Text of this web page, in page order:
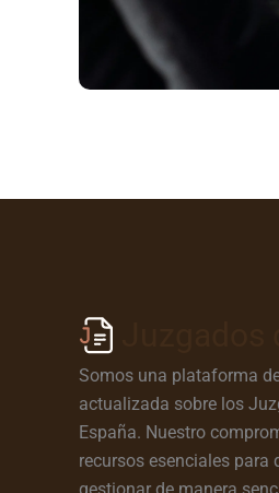
Somos una plataforma
actualizada sobre los
España. Nuestro
recursos esenciales para